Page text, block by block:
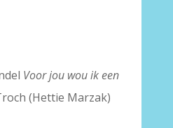
Voor jou wou ik een
(Hettie Marzak)